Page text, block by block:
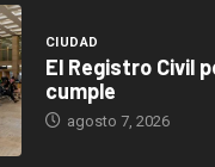
CIUDAD
El Registro Civil
cumple
agosto 7, 2026